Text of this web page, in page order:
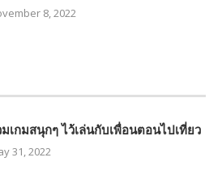
8, 2022
เกมสนุกๆ ไว้เล่นกับเพื่อนตอนไปเที่ยว
31, 2022